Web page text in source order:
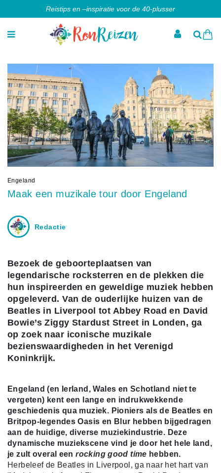
Reistips en –inspiratie voor de 40-plusser
Engeland
Maak een muzikale tour door Engeland
Redactie
Bezoek de geboorteplaatsen van
legendarische rocksterren en de plekken die
hun inspireerden en geweldige muziek hebben
opgeleverd. Van de ouderlijke huizen van de
Beatles in Liverpool tot Abbey Road en David
Bowie’s Ziggy Stardust Street in Londen, ga
op zoek naar iconische muzikale
bezienswaardigheden in het Verenigd
Koninkrijk.
Engeland (en Ierland, Wales en Schotland niet te
vergeten) kent een lange en indrukwekkende
geschiedenis qua muziek. Pioniers als de Beatles en
Britpop-legendes Oasis en Blur hebben bijgedragen
aan de huidige, diverse muziekindustrie. Deze
dynamische muziekscene vind je door het hele land,
je zult overal eenrocking good time hebben.
Herbeleef de Beatles in Liverpool, ga naar het hart van